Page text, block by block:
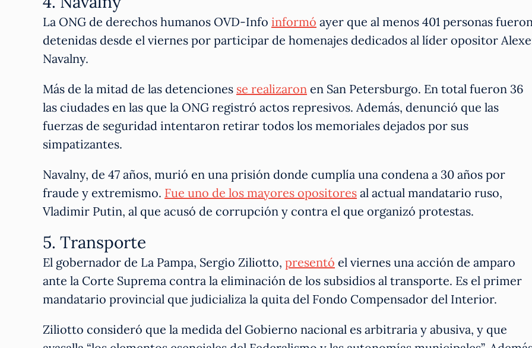
La ONG de derechos humanos OVD-Info informó ayer que al menos 401 personas
detenidas desde el viernes por participar de homenajes dedicados al líder opositor
Navalny.
Más de la mitad de las detenciones se realizaron en San Petersburgo. En total fueron 36
las ciudades en las que la ONG registró actos represivos. Además, denunció que las
fuerzas de seguridad intentaron retirar todos los memoriales dejados por sus
simpatizantes.
Navalny, de 47 años, murió en una prisión donde cumplía una condena a 30 años por
fraude y extremismo. Fue uno de los mayores opositores al actual mandatario ruso,
Vladimir Putin, al que acusó de corrupción y contra el que organizó protestas.
5. Transporte
El gobernador de La Pampa, Sergio Ziliotto, presentó el viernes una acción de amparo
ante la Corte Suprema contra la eliminación de los subsidios al transporte. Es el primer
mandatario provincial que judicializa la quita del Fondo Compensador del Interior.
Ziliotto consideró que la medida del Gobierno nacional es arbitraria y abusiva, y que